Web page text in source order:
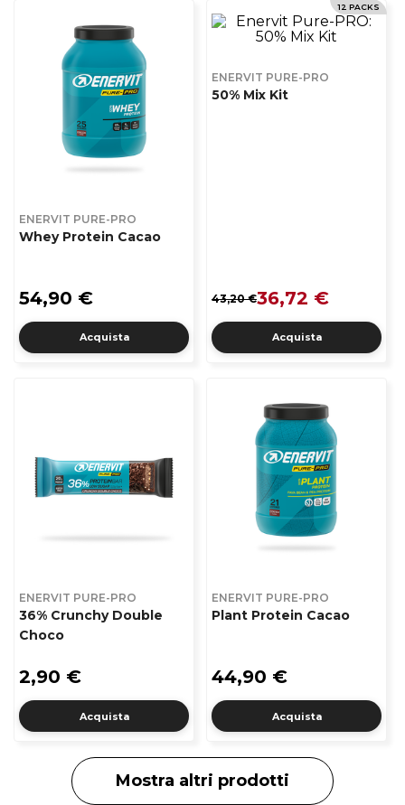
ENERVIT PURE-PRO
Whey Protein Cacao
54,90 €
Acquista
12 PACKS
ENERVIT PURE-PRO
50% Mix Kit
43,20 €36,72 €
Acquista
ENERVIT PURE-PRO
36% Crunchy Double
Choco
2,90 €
Acquista
ENERVIT PURE-PRO
Plant Protein Cacao
44,90 €
Acquista
Mostra altri prodotti